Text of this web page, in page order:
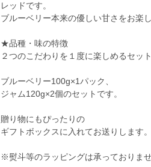
レッドです。
ブルーベリー本来の優しい甘さをお楽
★品種・味の特徴
２つのこだわりを１度に楽しめるセット
ブルーベリー100g×1パック、
ジャム120g×2個のセットです。
贈り物にもぴったりの
ギフトボックスに入れてお送りします。
※熨斗等のラッピングは承っておりま